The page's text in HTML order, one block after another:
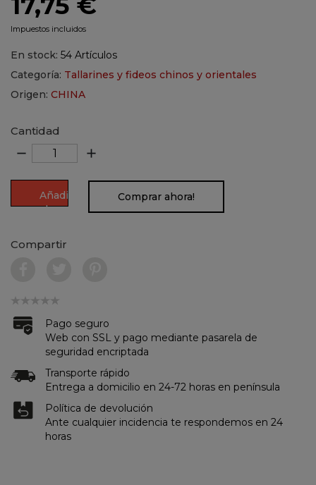
Impuestos incluidos
En stock: 54 Artículos
Categoría: Tallarines y fideos chinos y orientales
Origen: CHINA
Cantidad
remove add
Añadir
al
Comprar ahora!
Compartir
Pago seguro
Web con SSL y pago mediante pasarela de
seguridad encriptada
Transporte rápido
Entrega a domicilio en 24-72 horas en península
Política de devolución
Ante cualquier incidencia te respondemos en 24
horas